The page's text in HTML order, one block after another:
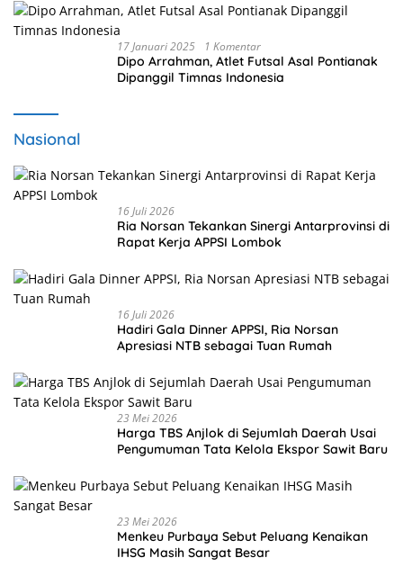
17 Januari 2025 1 Komentar
Dipo Arrahman, Atlet Futsal Asal Pontianak
Dipanggil Timnas Indonesia
Nasional
16 Juli 2026
Ria Norsan Tekankan Sinergi Antarprovinsi di
Rapat Kerja APPSI Lombok
16 Juli 2026
Hadiri Gala Dinner APPSI, Ria Norsan
Apresiasi NTB sebagai Tuan Rumah
23 Mei 2026
Harga TBS Anjlok di Sejumlah Daerah Usai
Pengumuman Tata Kelola Ekspor Sawit Baru
23 Mei 2026
Menkeu Purbaya Sebut Peluang Kenaikan
IHSG Masih Sangat Besar